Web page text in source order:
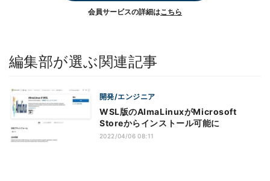
会員サービスの詳細はこちら
編集部が選ぶ関連記事
開発/エンジニア
WSL版のAlmaLinuxがMicrosoft
Storeからインストール可能に
2022/04/06 08:11